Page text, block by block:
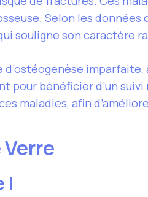
Selon les données
souligne son caractère
pour bénéficier d’un
maladies, afin
I